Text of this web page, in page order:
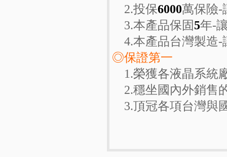
2.投保6000萬保險-
3.本產品保固5年-
4.本產品台灣製造-
◎保證第一
1.榮獲各液晶系統
2.穩坐國內外銷售
3.頂冠各項台灣與